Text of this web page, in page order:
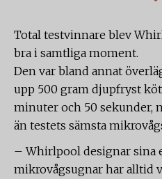
Total testvinnare blev
bra i samtliga moment.
Den var bland annat
upp 500 gram djupfryst
minuter och 50 sekunder,
än testets sämsta
– Whirlpool designar sina
mikrovågsugnar har alltid